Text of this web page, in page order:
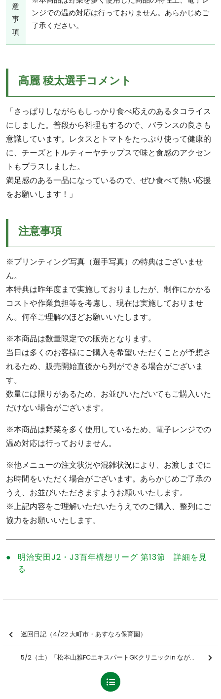
意
事
項
ンジでの温め対応は行っておりません。あらかじめご
了承ください。
高麗 稜太選手コメント
「さっぱりしながらもしっかり食べ応えのあるタコライス
にしました。普段から料理もするので、バランスの良さも
意識しています。レタスとトマトをたっぷり使って健康的
に、チーズとトルティーヤチップスで味と食感のアクセン
トもプラスしました。
満足感のある一品になっているので、ぜひ食べて熱い応援
をお願いします！」
注意事項
※プリンティング写真（選手写真）の特典はございませ
ん。
本特典は昨年度まで実施しておりましたが、制作にかかる
コストや作業負担等を考慮し、現在は実施しておりませ
ん。何卒ご理解のほどお願いいたします。
※本商品は数量限定での販売となります。
当日は多くのお客様にご購入を希望いただくことが予想さ
れるため、販売開始直後から列ができる場合がございま
す。
数量には限りがあるため、お並びいただいてもご購入いた
だけない場合がございます。
※本商品は野菜を多く使用しているため、電子レンジでの
温め対応は行っておりません。
※他メニューの注文状況や混雑状況により、お渡しまでに
お時間をいただく場合がございます。あらかじめご了承の
うえ、お並びいただきますようお願いいたします。
※上記内容をご理解いただいたうえでのご購入、整列にご
協力をお願いいたします。
明治安田J2・J3百年構想リーグ 第13節 詳細を見
る
巡回日記（4/22 大町市・あすなろ保育園）
5/2（土）「松本山雅FCエキスパートGKクリニックin ながたドーム」参加者募集のお知らせ